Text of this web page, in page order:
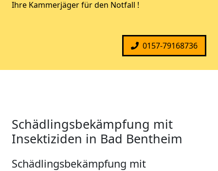
Ihre Kammerjäger für den Notfall !
0157-79168736
Schädlingsbekämpfung mit
Insektiziden in Bad Bentheim
Schädlingsbekämpfung mit